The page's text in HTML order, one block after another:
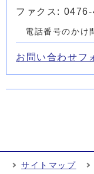
ファクス: 0476-
電話番号のかけ
お問い合わせフ
サイトマップ